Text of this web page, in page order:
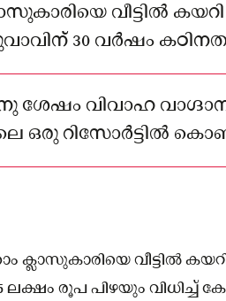
വീട്ടിൽ കയറി
30 വർഷം
വിധിച്ച് കോടതി.
ശേഷം വിവാഹ
ഒരു റിസോർട്ടിൽ
നിരവധി തവണ
ക്ലാസുകാരിയെ വീട്ടിൽ
രൂപ പിഴയും വിധിച്ച്